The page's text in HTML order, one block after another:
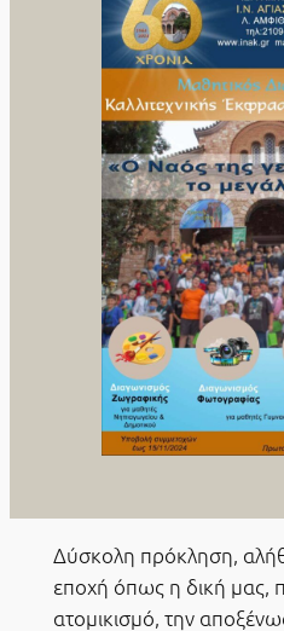
Δύσκολη πρόκληση,
εποχή όπως η δική μας,
ατομικισμό, την